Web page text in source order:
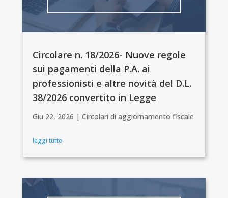
Circolare n. 18/2026- Nuove regole
sui pagamenti della P.A. ai
professionisti e altre novità del D.L.
38/2026 convertito in Legge
Giu 22, 2026 | Circolari di aggiornamento fiscale
leggi tutto